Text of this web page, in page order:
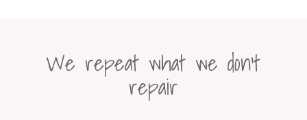
We repeat what we don’t
repair